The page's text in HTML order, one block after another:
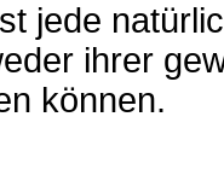
jede
ihrer
können.